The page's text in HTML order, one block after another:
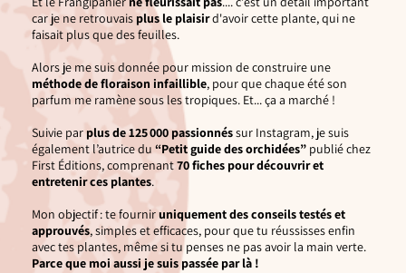
car je ne retrouvais plus le plaisird'avoir cette plante, qui ne
faisait plus que des feuilles.
Alors je me suis donnée pour mission de construire une
méthode de floraison infaillible, pour que chaque été son
parfum me ramène sous les tropiques. Et... ça a marché !
Suivie par plus de 125 000 passionnéssur Instagram, je suis
également l’autrice du “Petit guide des orchidées” publié chez
First Éditions, comprenant70 fiches pour découvrir et
entretenir ces plantes.
Mon objectif : te fourniruniquement des conseils testés et
approuvés, simples et efficaces, pour que tu réussisses enfin
avec tes plantes, même si tu penses ne pas avoir la main verte.
Parce que moi aussi je suis passée par là !